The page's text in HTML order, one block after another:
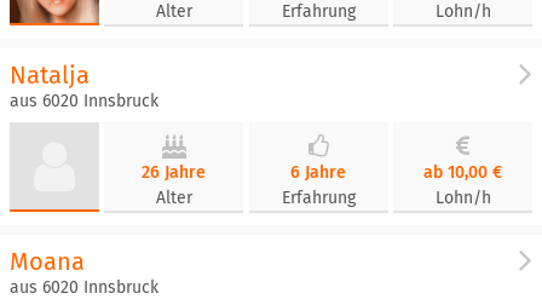
Alter
Erfahrung
Lohn/h
Natalja
aus 6020 Innsbruck
26 Jahre
Alter
6 Jahre
Erfahrung
ab 10,00 €
Lohn/h
Moana
aus 6020 Innsbruck